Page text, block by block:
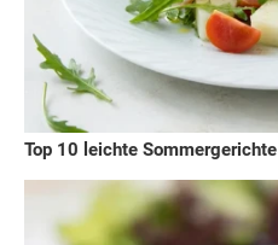
Top 10 leichte Sommergerichte